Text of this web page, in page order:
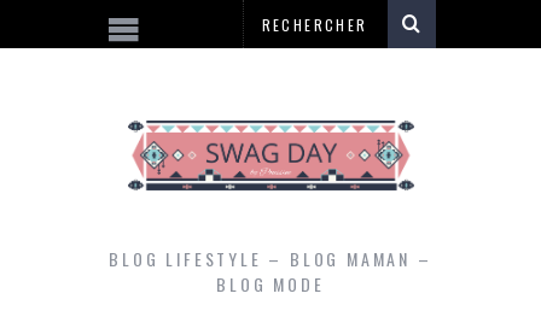
BLOG LIFESTYLE – BLOG MAMAN –
BLOG MODE